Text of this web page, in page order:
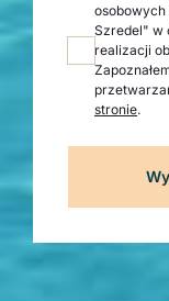
osobowych
Szredel" w
realizacji
stronie.